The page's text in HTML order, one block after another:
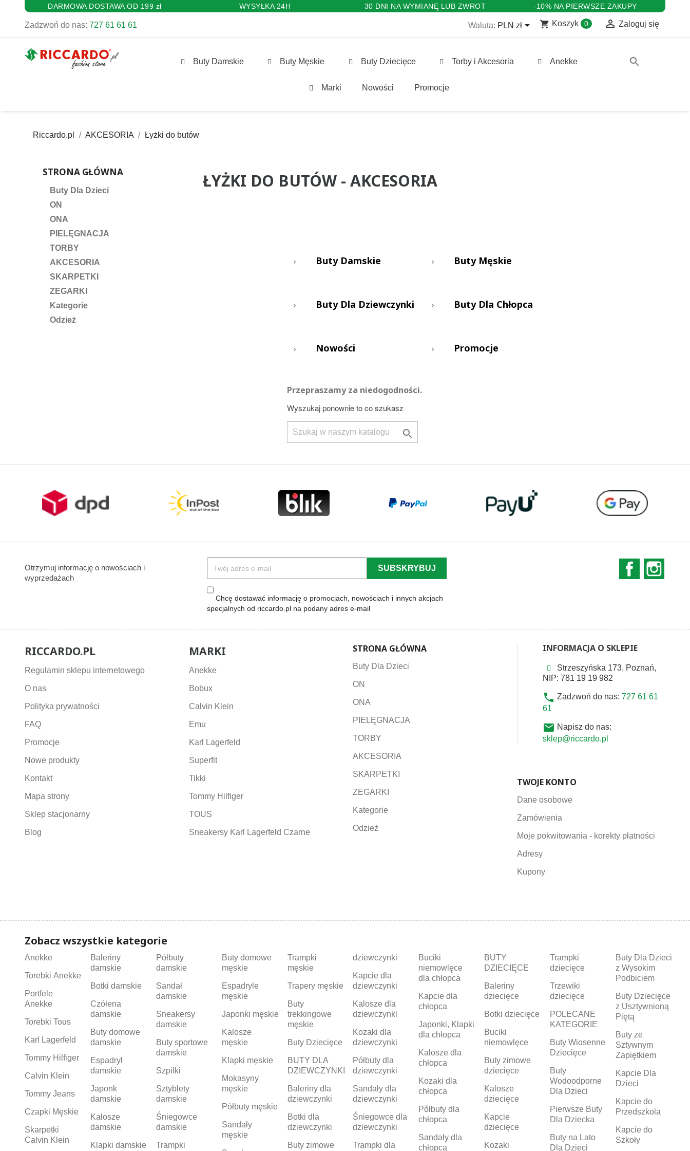
DARMOWA DOSTAWA OD 199 zł WYSYŁKA 24H 30 DNI NA WYMIANĘ LUB ZWROT -10% NA PIERWSZE ZAKUPY
Zadzwoń do nas: 727 61 61 61 Waluta: PLN zł shopping_cart Koszyk 0  Zaloguj się
Buty Damskie Buty Męskie Buty Dziecięce Torby i Akcesoria Anekke
Marki Nowości Promocje
search
Riccardo.pl AKCESORIA Łyżki do butów
STRONA GŁÓWNA
Buty Dla Dzieci
ON
ONA
PIELĘGNACJA
TORBY
AKCESORIA
SKARPETKI
ZEGARKI
Kategorie
Odzież
ŁYŻKI DO BUTÓW - AKCESORIA
Buty Damskie Buty Męskie
Buty Dla Dziewczynki Buty Dla Chłopca
Nowości Promocje
Przepraszamy za niedogodności.
Wyszukaj ponownie to co szukasz

Otrzymuj informację o nowościach i
wyprzedażach
Chcę dostawać informację o promocjach, nowościach i innych akcjach
specjalnych od riccardo.pl na podany adres e-mail
Facebook
RICCARDO.PL
Regulamin sklepu internetowego
O nas
Polityka prywatności
FAQ
Promocje
Nowe produkty
Kontakt
Mapa strony
Sklep stacjonarny
Blog
MARKI
Anekke
Bobux
Calvin Klein
Emu
Karl Lagerfeld
Superfit
Tikki
Tommy Hilfiger
TOUS
Sneakersy Karl Lagerfeld Czarne
STRONA GŁÓWNA
Buty Dla Dzieci
ON
ONA
PIELĘGNACJA
TORBY
AKCESORIA
SKARPETKI
ZEGARKI
Kategorie
Odzież
INFORMACJA O SKLEPIE
Strzeszyńska 173, Poznań,
NIP: 781 19 19 982
phone Zadzwoń do nas: 727 61 61
61
email Napisz do nas:
sklep@riccardo.pl
TWOJE KONTO
Dane osobowe
Zamówienia
Moje pokwitowania - korekty płatności
Adresy
Kupony
Zobacz wszystkie kategorie
Anekke
Torebki Anekke
Portfele
Anekke
Torebki Tous
Karl Lagerfeld
Tommy Hilfiger
Calvin Klein
Tommy Jeans
Czapki Męskie
Skarpetki
Calvin Klein
Baleriny
damskie
Botki damskie
Czółena
damskie
Buty domowe
damskie
Espadryl
damskie
Japonk
damskie
Kalosze
damskie
Klapki damskie
Półbuty
damskie
Sandał
damskie
Sneakersy
damskie
Buty sportowe
damskie
Szpilki
Sztyblety
damskie
Śniegowce
damskie
Trampki
Buty domowe
męskie
Espadryle
męskie
Japonki męskie
Kalosze
męskie
Klapki męskie
Mokasyny
męskie
Półbuty męskie
Sandały
męskie
Trampki
męskie
Trapery męskie
Buty
trekkingowe
męskie
Buty Dziecięce
BUTY DLA
DZIEWCZYNKI
Baleriny dla
dziewczynki
Botki dla
dziewczynki
Buty zimowe
dziewczynki
Kapcie dla
dziewczynki
Kalosze dla
dziewczynki
Kozaki dla
dziewczynki
Półbuty dla
dziewczynki
Sandały dla
dziewczynki
Śniegowce dla
dziewczynki
Trampki dla
Buciki
niemowlęce
dla chłopca
Kapcie dla
chłopca
Japonki, Klapki
dla chłopca
Kalosze dla
chłopca
Kozaki dla
chłopca
Półbuty dla
chłopca
Sandały dla
chłopca
BUTY
DZIECIĘCE
Baleriny
dziecięce
Botki dziecięce
Buciki
niemowlęce
Buty zimowe
dziecięce
Kalosze
dziecięce
Kapcie
dziecięce
Kozaki
Trampki
dziecięce
Trzewiki
dziecięce
POLECANE
KATEGORIE
Buty Wiosenne
Dziecięce
Buty
Wodoodporne
Dla Dzieci
Pierwsze Buty
Dla Dziecka
Buty na Lato
Dla Dzieci
Buty Dla Dzieci
z Wysokim
Podbiciem
Buty Dziecięce
z Usztywnioną
Piętą
Buty ze
Sztywnym
Zapiętkiem
Kapcie Dla
Dzieci
Kapcie do
Przedszkola
Kapcie do
Szkoły